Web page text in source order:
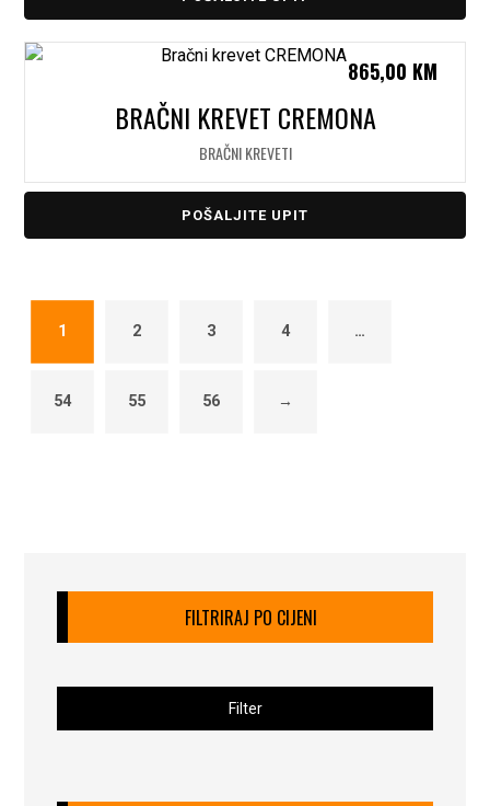
BRAČNI KREVET CREMONA
BRAČNI KREVETI
865,00 KM
POŠALJITE UPIT
1 2 3 4 …
54 55 56 →
FILTRIRAJ PO CIJENI
Filter